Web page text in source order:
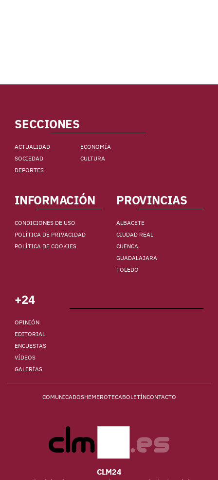
SECCIONES
ACTUALIDAD
ECONOMÍA
SOCIEDAD
CULTURA
DEPORTES
INFORMACIÓN
CONDICIONES DE USO
POLÍTICA DE PRIVACIDAD
POLÍTICA DE COOKIES
PROVINCIAS
ALBACETE
CIUDAD REAL
CUENCA
GUADALAJARA
TOLEDO
+24
OPINIÓN
EDITORIAL
ENCUESTAS
VÍDEOS
GALERÍAS
COMUNICADOSHEMEROTECABOLETÍNCONTACTO
CLM24